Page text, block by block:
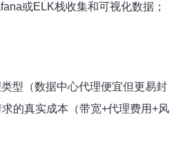
或ELK栈收集和可视化数据；
型（数据中心代理便宜但更易封
的真实成本（带宽+代理费用+风